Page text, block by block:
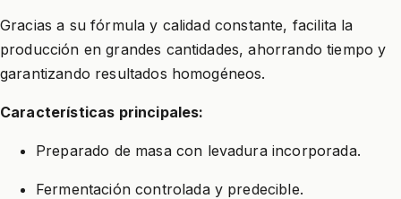
Gracias a su fórmula y calidad constante, facilita la
producción en grandes cantidades, ahorrando tiempo y
garantizando resultados homogéneos.
Características principales:
Preparado de masa con levadura incorporada.
Fermentación controlada y predecible.